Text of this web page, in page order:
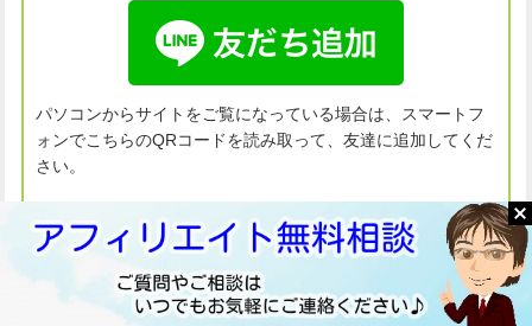
パソコンからサイトをご覧になっている場合は、スマートフ
ォンでこちらのQRコードを読み取って、友達に追加してくだ
さい。